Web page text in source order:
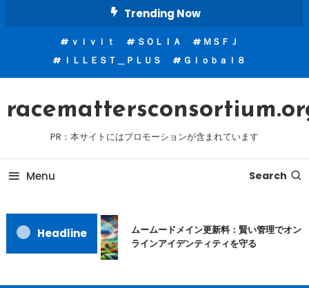
Trending Now
ｖｉｖｉｔ ＳＯＬＩＡ
ＭＳＦＪ
ＩＬＬＥＳＴ＿ＰＬＵＳ
Ｇｌｏｂａｌ８
PR：本サイトにはプロモーションが含まれています
Menu Search
Headline
ムームードメイン更新料：賢い管理でオン
ラインアイデンティティを守る